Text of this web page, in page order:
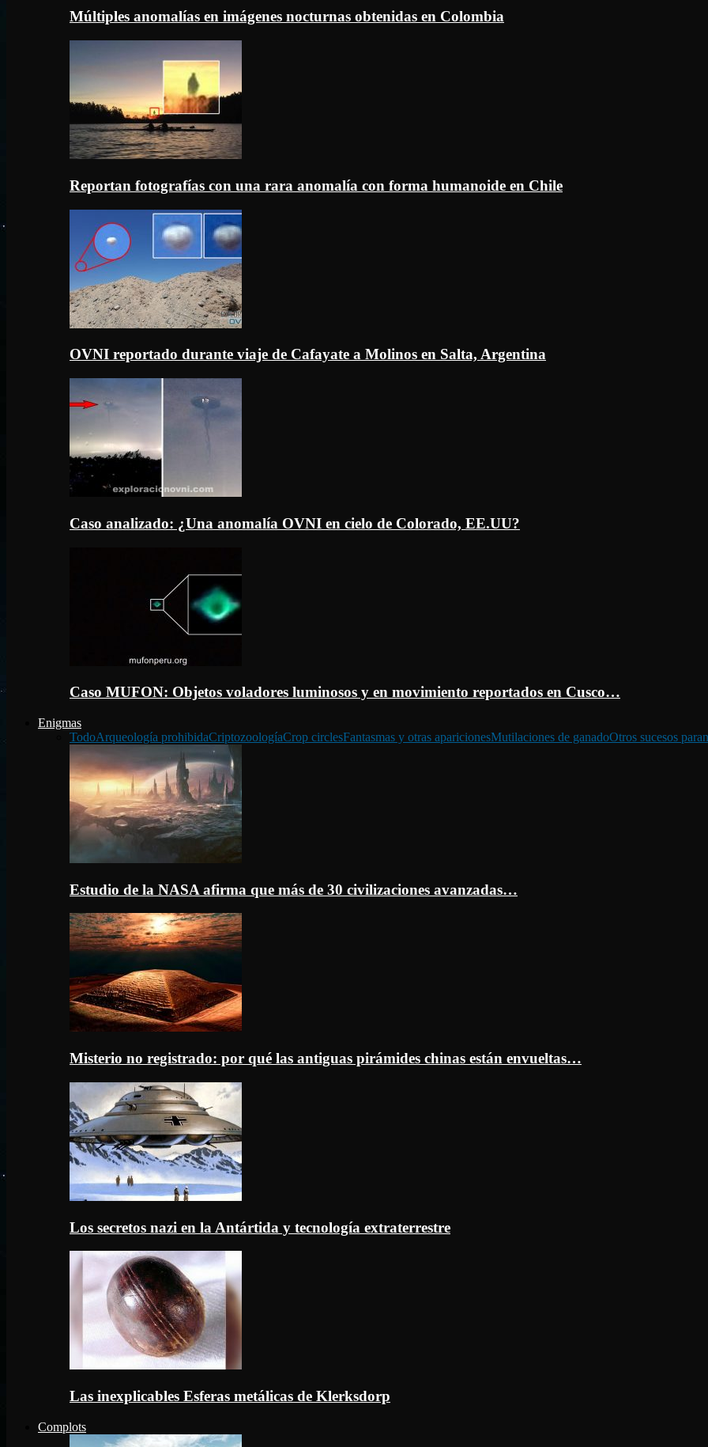
Múltiples anomalías en imágenes nocturnas obtenidas en Colombia
Reportan fotografías con una rara anomalía con forma humanoide en Chile
OVNI reportado durante viaje de Cafayate a Molinos en Salta, Argentina
Caso analizado: ¿Una anomalía OVNI en cielo de Colorado, EE.UU?
Caso MUFON: Objetos voladores luminosos y en movimiento reportados en Cusco…
Enigmas
TodoArqueología prohibidaCriptozoologíaCrop circlesFantasmas y otras aparicionesMutilaciones de ganadoOtros sucesos
Estudio de la NASA afirma que más de 30 civilizaciones avanzadas…
Misterio no registrado: por qué las antiguas pirámides chinas están envueltas…
Los secretos nazi en la Antártida y tecnología extraterrestre
Las inexplicables Esferas metálicas de Klerksdorp
Complots